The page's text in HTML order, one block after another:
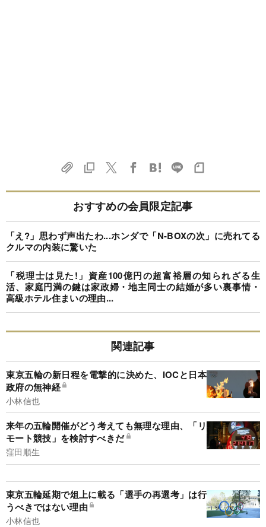
おすすめの会員限定記事
「え?」思わず声出たわ...ホンダで「N-BOXの次」に売れてる
クルマの内装に驚いた
「税理士は見た!」資産100億円の超富裕層の知られざる生
活、家庭円満の鍵は家政婦・地主同士の結婚が多い裏事情・
高級ホテル住まいの理由...
関連記事
東京五輪の新日程を電撃的に決めた、IOCと日本
政府の無神経
小林信也
来年の五輪開催がどう考えても無理な理由、「リ
モート競技」を検討すべきだ
窪田順生
東京五輪延期で俎上に載る「選手の再選考」は行
うべきではない理由
小林信也